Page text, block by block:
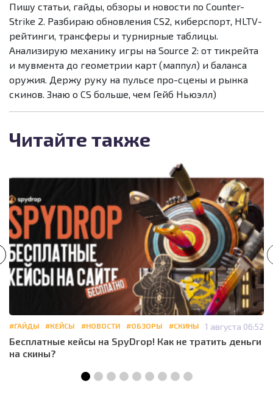
Пишу статьи, гайды, обзоры и новости по Counter-
Strike 2. Разбираю обновления CS2, киберспорт, HLTV-
рейтинги, трансферы и турнирные таблицы.
Анализирую механику игры на Source 2: от тикрейта
и мувмента до геометрии карт (маппул) и баланса
оружия. Держу руку на пульсе про-сцены и рынка
скинов. Знаю о CS больше, чем Гейб Ньюэлл)
Читайте также
#ГАЙДЫ #КЕЙСЫ #НОВОСТИ #ОБЗОРЫ #СКИНЫ 1 августа 06:52
Бесплатные кейсы на SpyDrop! Как не тратить деньги
на скины?